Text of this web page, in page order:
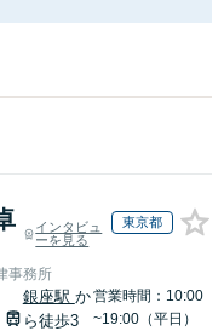
インタビュ
ーを見る
東京都
事務所
銀座駅 か
ら徒歩3
営業時間：10:00
~19:00（平日）